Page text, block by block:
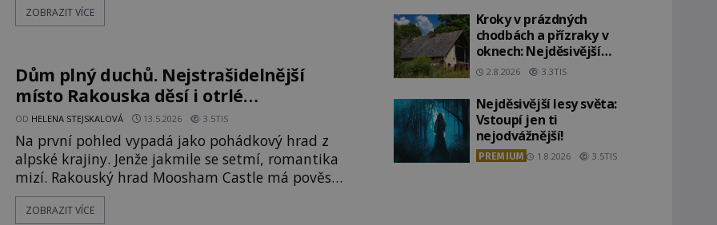
švýcarský badatel Erich von Däniken? Orbitální
povrchu Marsu vzdálena asi 1873 kilometrů,
nachá
ZOBRAZIT VÍCE
Dům plný duchů. Nejstrašidelnější
místo Rakouska děsí i otrlé
návštěvníky
OD HELENA STEJSKALOVÁ 13.5.2026 3.5TIS
Na první pohled vypadá jako pohádkový hrad z
alpské krajiny. Jenže jakmile se setmí, romantika
mizí. Rakouský hrad Moosham Castle má pověst
nejděsivějšího domu v celé zemi. Lidé tu údajně
slyší kroky v prázdných chodbách, šeptání ze zdí i
ZOBRAZIT VÍCE
Kroky v prázdných
chodbách a přízraky v
oknech: Nejděsivější
domy v Česku budí hrůzu
2.8.2026 3.3TIS
Nejděsivější lesy světa:
Vstoupí jen ti
nejodvážnější!
PREMIUM 1.8.2026 3.5TIS